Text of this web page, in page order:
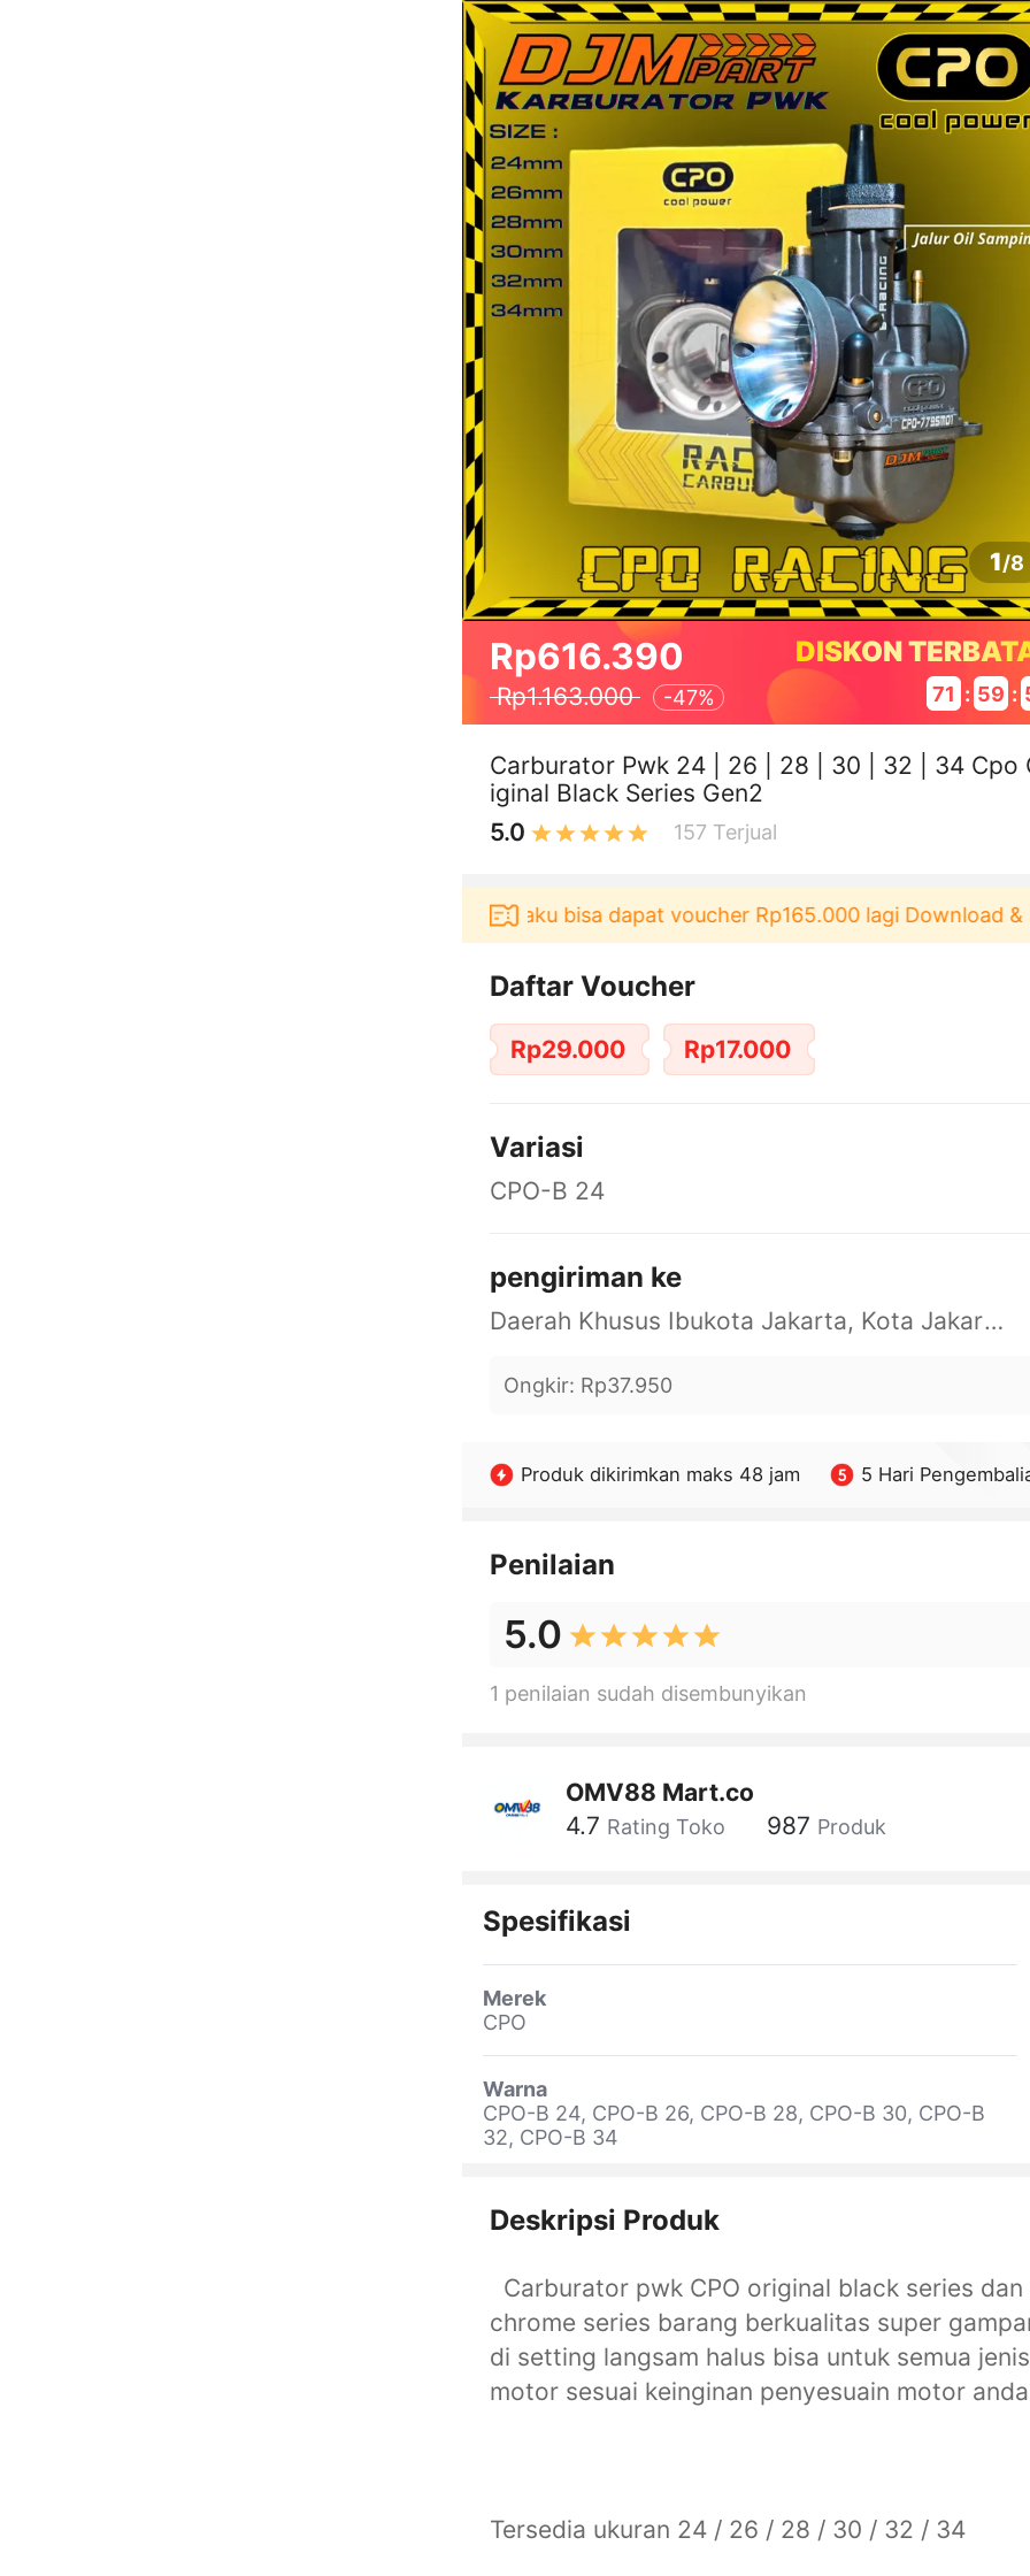
1/8
Rp616.390
Rp1.163.000 -47%
DISKON
71 : 59 :
Carburator Pwk 24 | 26 | 28 | 30 | 32 | 34 Cpo
iginal Black Series Gen2
5.0
157 Terjual
Pengguna baru berbelanja di aplikasi Akulaku bisa dapat voucher Rp165.000 lagi Download &
Daftar Voucher
Rp29.000 Rp17.000
Variasi
CPO-B 24
pengiriman ke
Daerah Khusus Ibukota Jakarta, Kota Jakarta Barat, Cengkareng, yy
Ongkir: Rp37.950
Produk dikirimkan maks 48 jam 5 Hari
Penilaian
5.0
1 penilaian sudah disembunyikan
OMV88 Mart.co
4.7 Rating Toko 987 Produk
Spesifikasi
Merek
CPO
Warna
CPO-B 24, CPO-B 26, CPO-B 28, CPO-B 30, CPO-B
32, CPO-B 34
Deskripsi Produk
Carburator pwk CPO original black series dan
chrome series barang berkualitas super
di setting langsam halus bisa untuk semua jenis
motor sesuai keinginan penyesuain motor anda
Tersedia ukuran 24 / 26 / 28 / 30 / 32 / 34